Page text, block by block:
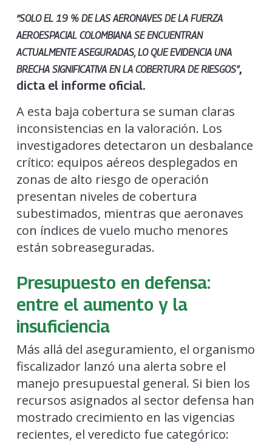
“SOLO EL 19 % DE LAS AERONAVES DE LA FUERZA
AEROESPACIAL COLOMBIANA SE ENCUENTRAN
ACTUALMENTE ASEGURADAS, LO QUE EVIDENCIA UNA
BRECHA SIGNIFICATIVA EN LA COBERTURA DE RIESGOS”,
dicta el informe oficial.
A esta baja cobertura se suman claras
inconsistencias en la valoración. Los
investigadores detectaron un desbalance
crítico: equipos aéreos desplegados en
zonas de alto riesgo de operación
presentan niveles de cobertura
subestimados, mientras que aeronaves
con índices de vuelo mucho menores
están sobreaseguradas.
Presupuesto en defensa:
entre el aumento y la
insuficiencia
Más allá del aseguramiento, el organismo
fiscalizador lanzó una alerta sobre el
manejo presupuestal general. Si bien los
recursos asignados al sector defensa han
mostrado crecimiento en las vigencias
recientes, el veredicto fue categórico: